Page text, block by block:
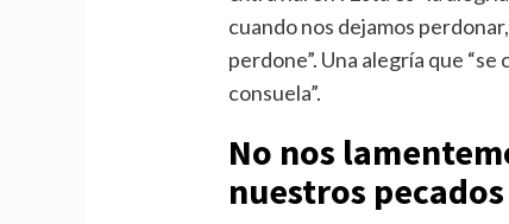
cuando nos dejamos
perdone”. Una alegría que
consuela”.
No nos
nuestros pecados